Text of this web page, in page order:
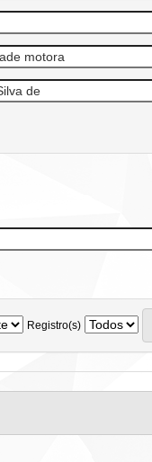
Registro(s)